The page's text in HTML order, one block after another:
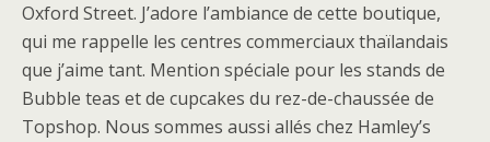
Oxford Street. J’adore l’ambiance de cette boutique,
qui me rappelle les centres commerciaux thaïlandais
que j’aime tant. Mention spéciale pour les stands de
Bubble teas et de cupcakes du rez-de-chaussée de
Topshop. Nous sommes aussi allés chez Hamley’s